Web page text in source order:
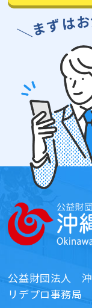
＼まず はお
公益財団法人
リデプロ事務局​